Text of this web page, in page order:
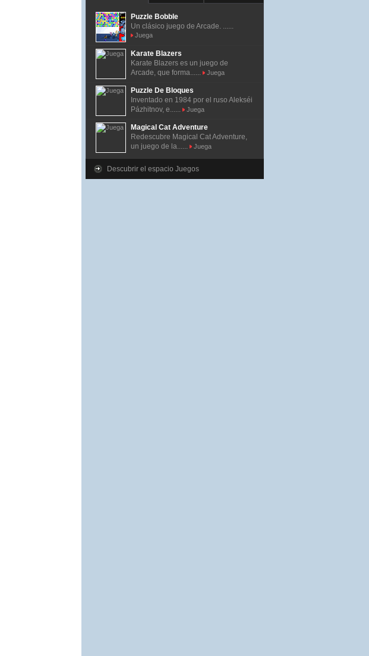
Puzzle Bobble
Un clásico juego de Arcade. ......
Juega
Karate Blazers
Karate Blazers es un juego de
Arcade, que forma......
Juega
Puzzle De Bloques
Inventado en 1984 por el ruso Alekséi
Pázhitnov, e......
Juega
Magical Cat Adventure
Redescubre Magical Cat Adventure,
un juego de la......
Juega
Descubrir el espacio Juegos